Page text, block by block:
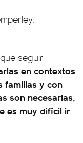
seguir
en contextos
familias y con
son necesarias,
es muy difícil ir